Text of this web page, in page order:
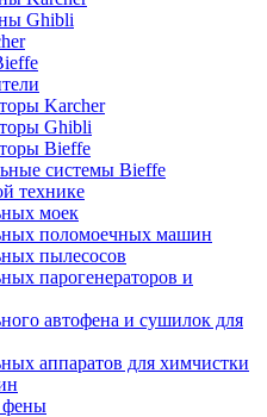
Ghibli
Karcher
Ghibli
Bieffe
системы Bieffe
технике
моек
поломоечных машин
пылесосов
парогенераторов и
автофена и сушилок для
аппаратов для химчистки
фены